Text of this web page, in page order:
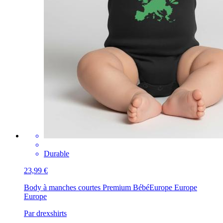
Durable
23,99 €
Body à manches courtes Premium BébéEurope Europe
Europe
Par drexshirts